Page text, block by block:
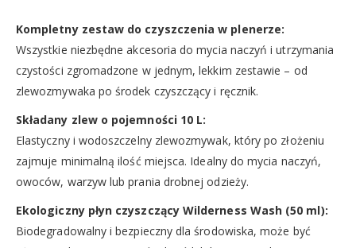
Kompletny zestaw do czyszczenia w plenerze:
Wszystkie niezbędne akcesoria do mycia naczyń i utrzymania
czystości zgromadzone w jednym, lekkim zestawie – od
zlewozmywaka po środek czyszczący i ręcznik.
Składany zlew o pojemności 10 L:
Elastyczny i wodoszczelny zlewozmywak, który po złożeniu
zajmuje minimalną ilość miejsca. Idealny do mycia naczyń,
owoców, warzyw lub prania drobnej odzieży.
Ekologiczny płyn czyszczący Wilderness Wash (50 ml):
Biodegradowalny i bezpieczny dla środowiska, może być